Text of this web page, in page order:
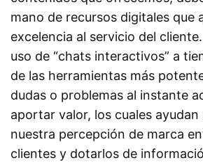
mano de recursos digitales que
excelencia al servicio del
uso de “chats interactivos” a
de las herramientas más
dudas o problemas al instante
aportar valor, los cuales ayudan
nuestra percepción de marca
clientes y dotarlos de